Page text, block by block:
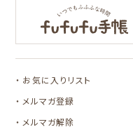
サンリオキャラクタ
ーズ
ア
コラボ別
カルビーレトロ
お気に入りリスト
メルマガ登録
メルマガ解除